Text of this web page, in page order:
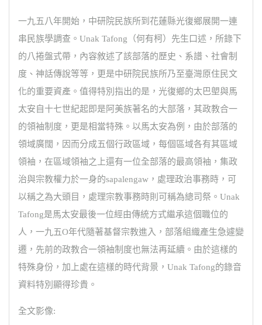
一九五八年開始，中研院民族所到花蓮縣光復鄉展開一連
串民族學調查。Unak Tafong（何有柯）先生口述，所錄下
的八捲盤式帶，內容敘述了該部落的歷史、系譜、社會制
度、神話傳說等等，更是中研院民族所乃至臺灣原住民文
化的重要資產。值得特別指出的是，光復鄉的太巴塱與馬
太安自十七世紀起即是阿美族著名的大部落，其政教合一
的領袖制度，更是相當特殊。以馬太安為例，由於部落的
領域廣闊，因而分成五個行政區域，每個區域各有其區域
領袖，在區域領袖之上還有一位全部落的最高領袖，集政
治與宗教權力於一身的sapalengaw，處理政治事務時，可
以稱之為大頭目，處理宗教事務時則可稱為總司祭。Unak
Tafong是馬太安最後一位經由傳統方式繼承這個職位的
人，一九五O年代隨著基督宗教進入，部落組織產生急遽變
遷，先前的政教合一領袖制度也無法再延續。由於這樣的
特殊身份，加上處在這樣的時代背景，Unak Tafong的錄音
資料特別顯得珍貴。
全文影像: